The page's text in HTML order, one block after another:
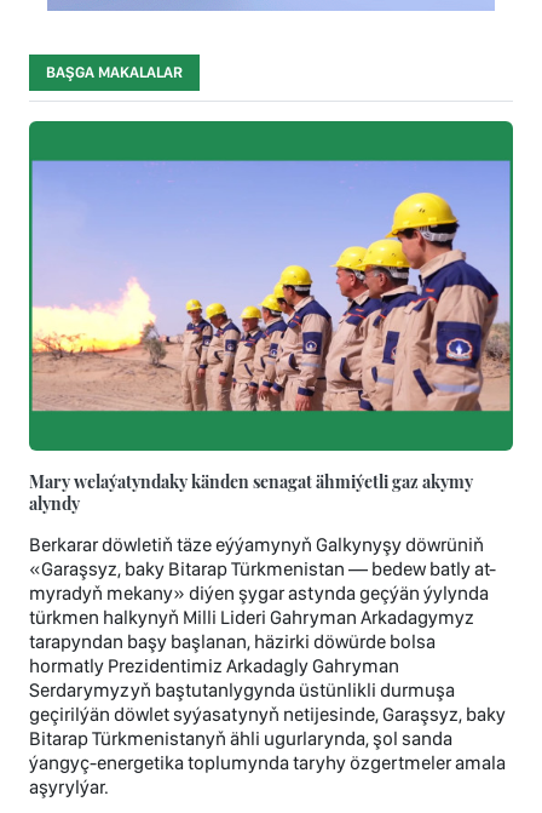
BAŞGA MAKALALAR
Mary welaýatyndaky känden senagat ähmiýetli gaz akymy
alyndy
Berkarar döwletiň täze eýýamynyň Galkynyşy döwrüniň
«Garaşsyz, baky Bitarap Türkmenistan — bedew batly at-
myradyň mekany» diýen şygar astynda geçýän ýylynda
türkmen halkynyň Milli Lideri Gahryman Arkadagymyz
tarapyndan başy başlanan, häzirki döwürde bolsa
hormatly Prezidentimiz Arkadagly Gahryman
Serdarymyzyň baştutanlygynda üstünlikli durmuşa
geçirilýän döwlet syýasatynyň netijesinde, Garaşsyz, baky
Bitarap Türkmenistanyň ähli ugurlarynda, şol sanda
ýangyç-energetika toplumynda taryhy özgertmeler amala
aşyrylýar.